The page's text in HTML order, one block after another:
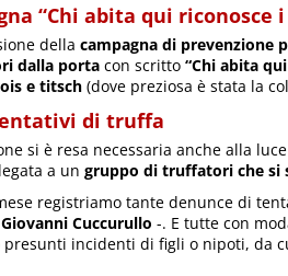
“Chi abita qui
della campagna di prevenzione
dalla porta con scritto “Chi abita
e titsch (dove preziosa è stata la
di truffa
si è resa necessaria anche alla
a un gruppo di truffatori che si
registriamo tante denunce di
Giovanni Cuccurullo -. E tutte con
incidenti di figli o nipoti, da